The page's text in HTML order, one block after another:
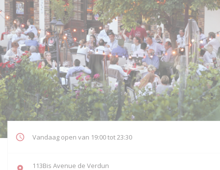
Vandaag open van 19:00 tot 23:30
113Bis Avenue de Verdun